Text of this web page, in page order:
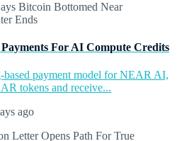
For AI Compute Credits
based payment model for NEAR AI,
tokens and receive...
ago